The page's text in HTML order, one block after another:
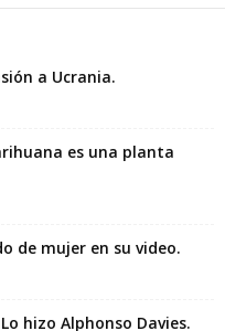
a Ucrania.
es una planta
de mujer en su video.
hizo Alphonso Davies.